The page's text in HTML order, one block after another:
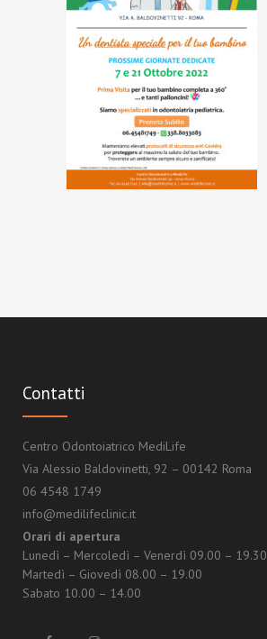
Contatti
Centro Odontoiatrico MediLife
Via Alessio Baldovinetti, 92 – 00142 Roma
06 4548 1749
info@medilifeclinic.it
Orari di apertura
Lunedì – Mercoledì – Venerdì 09.00 – 19.30
Martedì – Giovedì 08.00 – 19.00
Sabato 10.00 – 14.00